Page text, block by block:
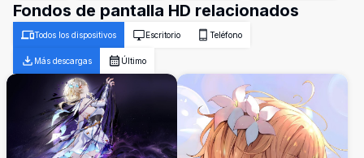
Fondos de pantalla HD relacionados
Todos los dispositivos Escritorio Teléfono
Más descargas Último